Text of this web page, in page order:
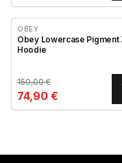
OBEY
Obey Lowercase Pigment
Hoodie
150,00€
74,90 €